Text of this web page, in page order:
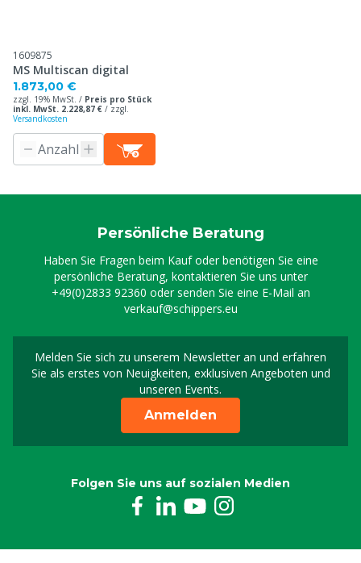
1609875
MS Multiscan digital
1.873,00 €
zzgl. 19% MwSt. / Preis pro Stück
inkl. MwSt. 2.228,87 € / zzgl.
Versandkosten
Persönliche Beratung
Haben Sie Fragen beim Kauf oder benötigen Sie eine
persönliche Beratung, kontaktieren Sie uns unter
+49(0)2833 92360 oder senden Sie eine E-Mail an
verkauf@schippers.eu
Melden Sie sich zu unserem Newsletter an und erfahren
Sie als erstes von Neuigkeiten, exklusiven Angeboten und
unseren Events.
Melden Sie sich für
Anmelden
Folgen Sie uns auf sozialen Medien